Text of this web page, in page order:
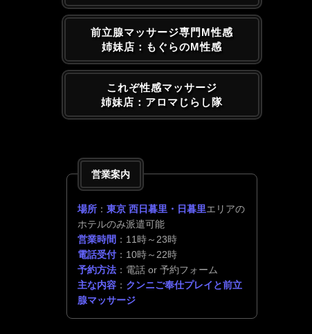
前立腺マッサージ専門M性感
姉妹店：もぐらのM性感
これぞ性感マッサージ
姉妹店：アロマじらし隊
営業案内
場所 ： 東京 西日暮里・日暮里エリアの
ホテルのみ派遣可能
営業時間 ：11時～23時
電話受付：10時～22時
予約方法 ：電話 or 予約フォーム
主な内容 ： クンニご奉仕プレイと前立
腺マッサージ